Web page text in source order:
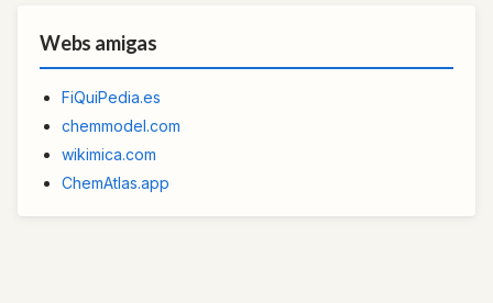
Webs amigas
FiQuiPedia.es
chemmodel.com
wikimica.com
ChemAtlas.app